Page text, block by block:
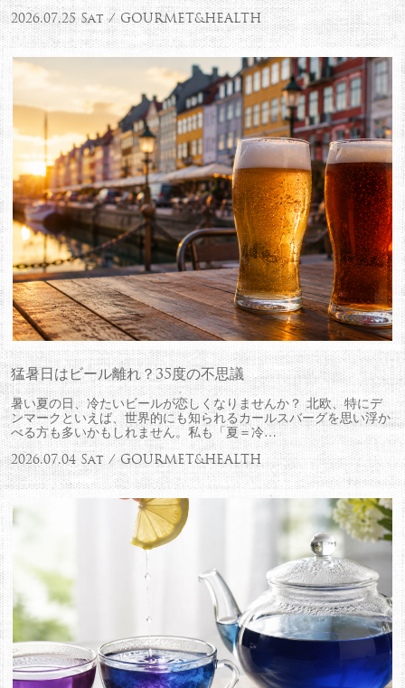
2026.07.25 Sat / GOURMET&HEALTH
猛暑日はビール離れ？35度の不思議
暑い夏の日、冷たいビールが恋しくなりませんか？ 北欧、特にデ
ンマークといえば、世界的にも知られるカールスバーグを思い浮か
べる方も多いかもしれません。私も「夏＝冷…
2026.07.04 Sat / GOURMET&HEALTH